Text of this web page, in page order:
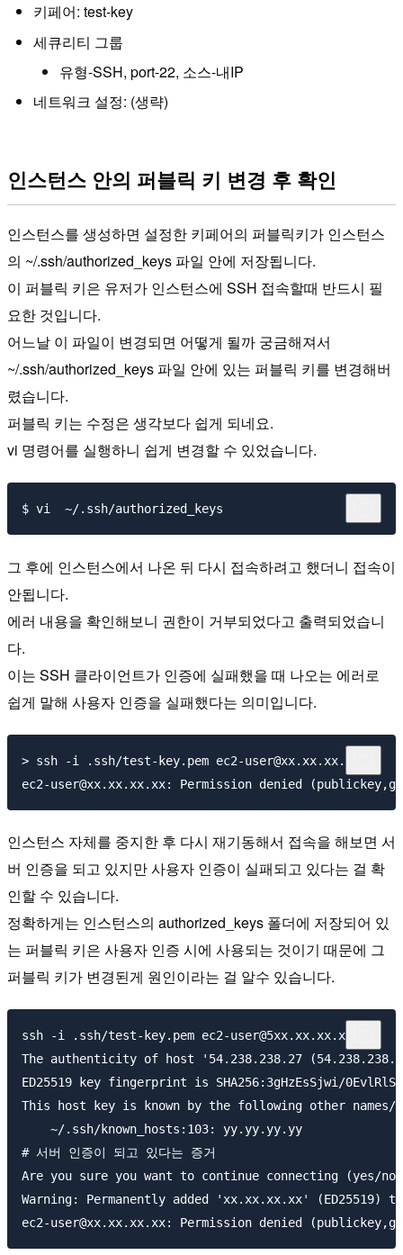
키페어: test-key
세큐리티 그룹
유형-SSH, port-22, 소스-내IP
네트워크 설정: (생략)
인스턴스 안의 퍼블릭 키 변경 후 확인
인스턴스를 생성하면 설정한 키페어의 퍼블릭키가 인스턴스
의 ~/.ssh/authorized_keys 파일 안에 저장됩니다.
이 퍼블릭 키은 유저가 인스턴스에 SSH 접속할때 반드시 필
요한 것입니다.
어느날 이 파일이 변경되면 어떻게 될까 궁금해져서
~/.ssh/authorized_keys 파일 안에 있는 퍼블릭 키를 변경해버
렸습니다.
퍼블릭 키는 수정은 생각보다 쉽게 되네요.
vi 명령어를 실행하니 쉽게 변경할 수 있었습니다.
그 후에 인스턴스에서 나온 뒤 다시 접속하려고 했더니 접속이
안됩니다.
에러 내용을 확인해보니 권한이 거부되었다고 출력되었습니
다.
이는 SSH 클라이언트가 인증에 실패했을 때 나오는 에러로
쉽게 말해 사용자 인증을 실패했다는 의미입니다.
> ssh -i .ssh/test-key.pem ec2-user@xx.xx.xx.xx
인스턴스 자체를 중지한 후 다시 재기동해서 접속을 해보면 서
버 인증을 되고 있지만 사용자 인증이 실패되고 있다는 걸 확
인할 수 있습니다.
정확하게는 인스턴스의 authorized_keys 폴더에 저장되어 있
는 퍼블릭 키은 사용자 인증 시에 사용되는 것이기 때문에 그
퍼블릭 키가 변경된게 원인이라는 걸 알수 있습니다.
ssh -i .ssh/test-key.pem ec2-user@5xx.xx.xx.xx
The authenticity of host '54.238.238.27
ED25519 key fingerprint is SHA256:3gHzEsSjwi/
This host key is known by the following other names/
    ~/.ssh/known_hosts:103: yy.yy.yy.yy
# 서버 인증이 되고 있다는 증거
Are you sure you want to continue connecting (yes/
Warning: Permanently added 'xx.xx.xx.xx'